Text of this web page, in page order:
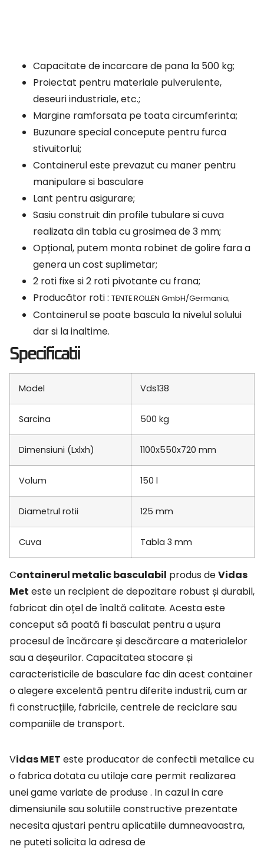
Capacitate de incarcare de pana la 500 kg;
Proiectat pentru materiale pulverulente,
deseuri industriale, etc.;
Margine ramforsata pe toata circumferinta;
Buzunare special concepute pentru furca
stivuitorlui;
Containerul este prevazut cu maner pentru
manipulare si basculare
Lant pentru asigurare;
Sasiu construit din profile tubulare si cuva
realizata din tabla cu grosimea de 3 mm;
Opțional, putem monta robinet de golire fara a
genera un cost suplimetar;
2 roti fixe si 2 roti pivotante cu frana;
Producător roti : TENTE ROLLEN GmbH/Germania;
Containerul se poate bascula la nivelul solului
dar si la inaltime.
Specificatii
Model Vds138
Sarcina 500 kg
Dimensiuni (Lxlxh) 1100x550x720 mm
Volum 150 l
Diametrul rotii 125 mm
Cuva Tabla 3 mm
Containerul metalic basculabil produs deVidas
Met este un recipient de depozitare robust și durabil,
fabricat din oțel de înaltă calitate. Acesta este
conceput să poată fi basculat pentru a ușura
procesul de încărcare și descărcare a materialelor
sau a deșeurilor. Capacitatea stocare și
caracteristicile de basculare fac din acest container
o alegere excelentă pentru diferite industrii, cum ar
fi construcțiile, fabricile, centrele de reciclare sau
companiile de transport.
Vidas MET este producator de confectii metalice cu
o fabrica dotata cu utilaje care permit realizarea
unei game variate de produse . In cazul in care
dimensiunile sau solutiileconstructive prezentate
necesita ajustari pentru aplicatiile dumneavoastra,
ne puteti solicita la adresa de